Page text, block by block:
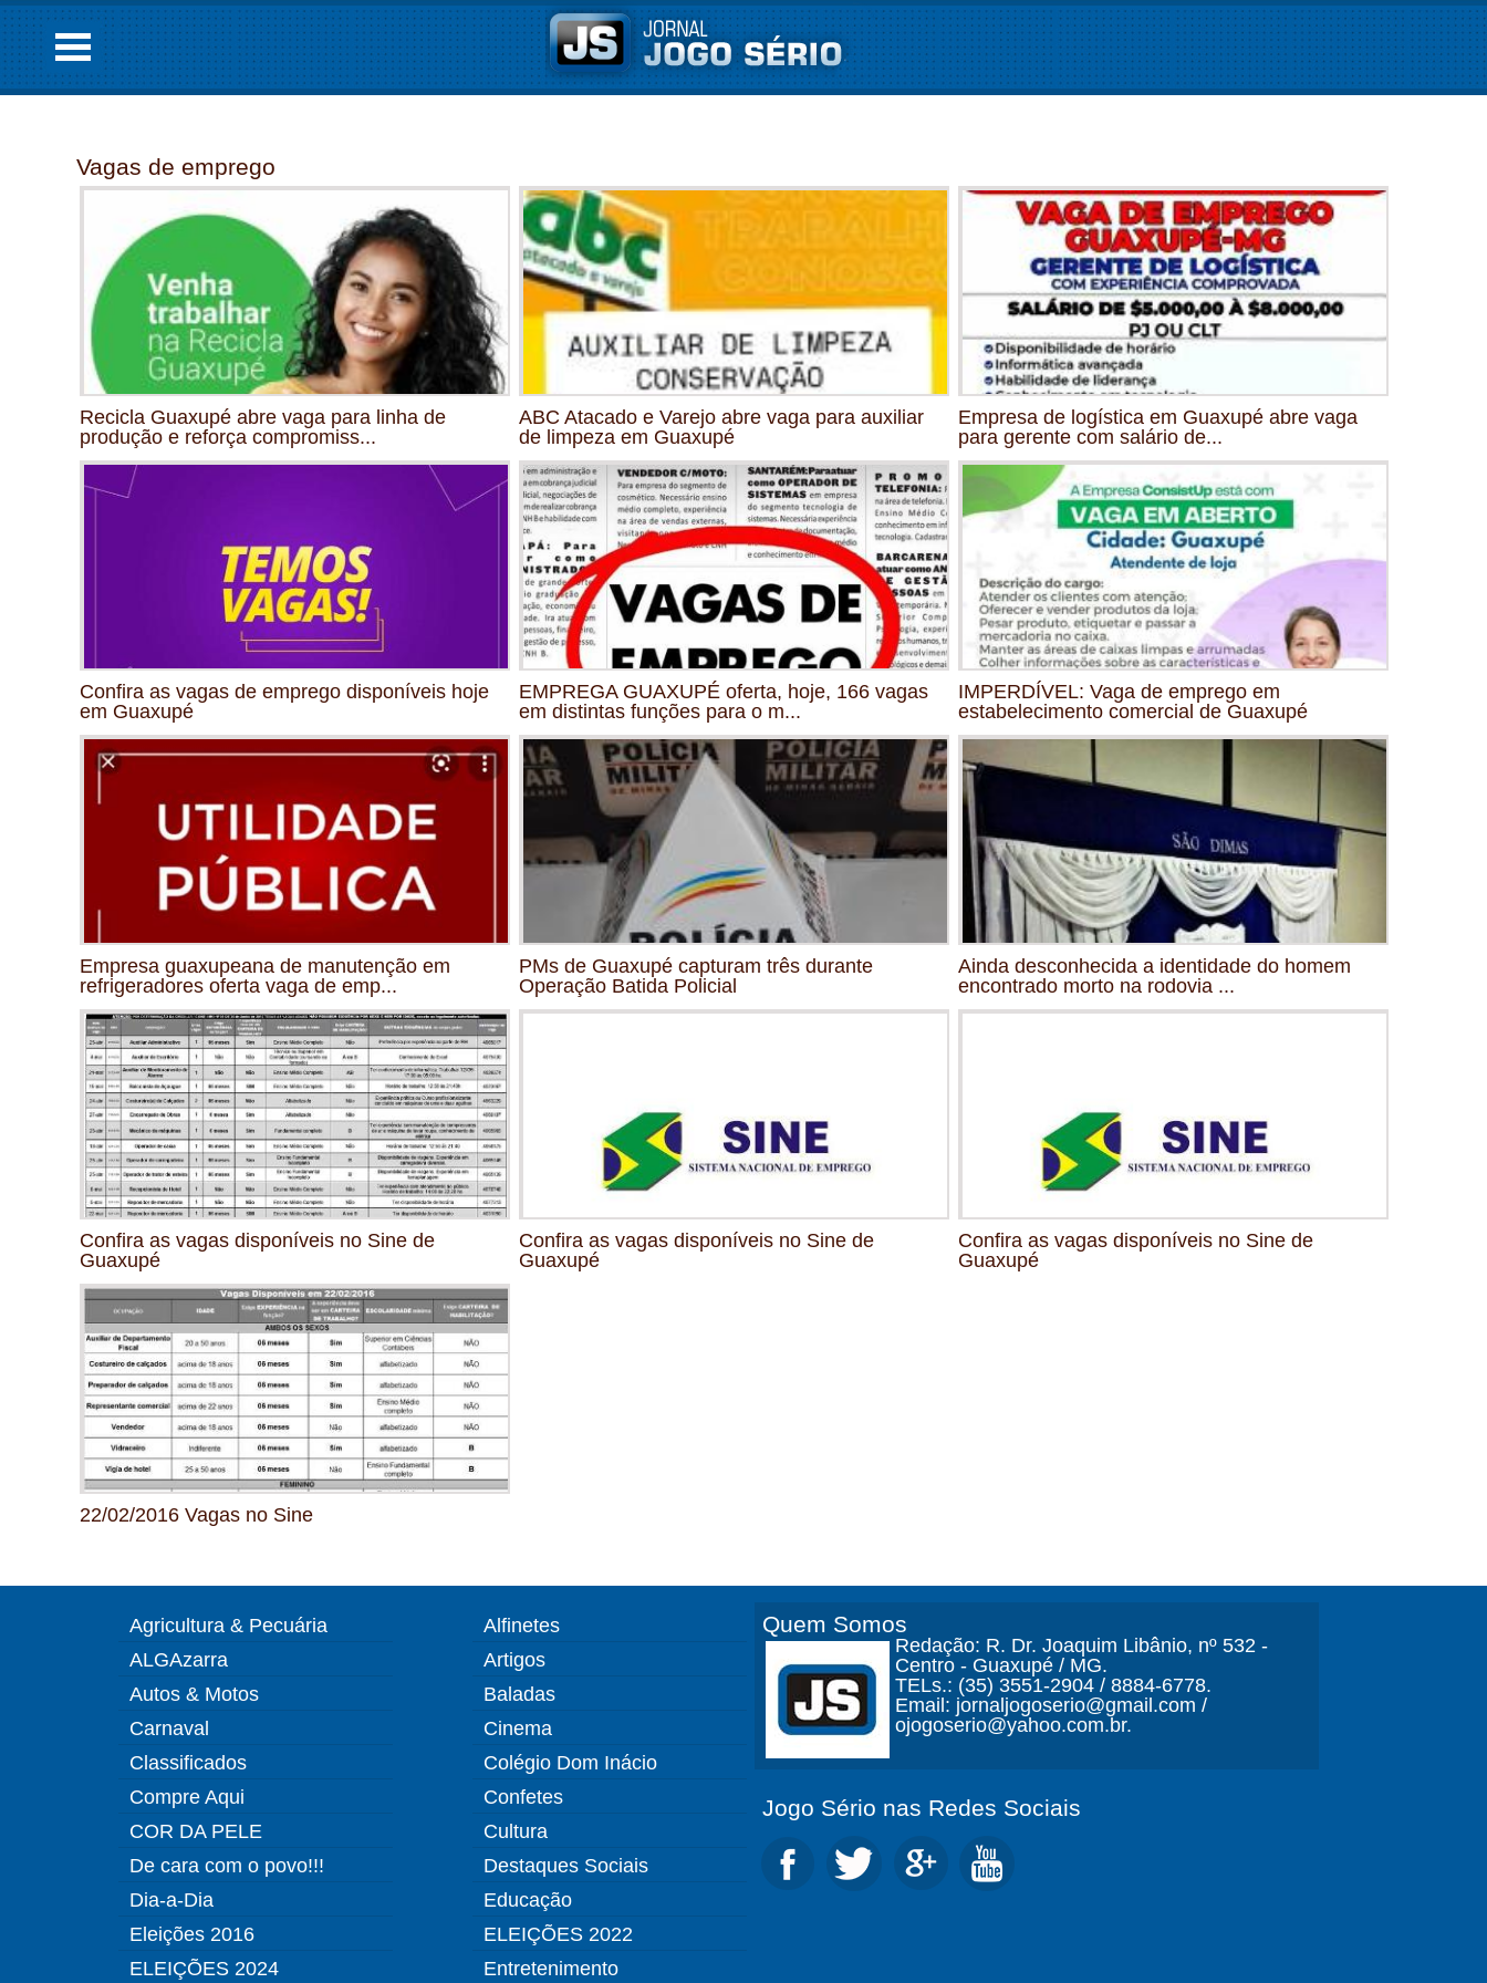
Vagas de emprego
Recicla Guaxupé abre vaga para linha de
produção e reforça compromiss...
ABC Atacado e Varejo abre vaga para auxiliar
de limpeza em Guaxupé
Empresa de logística em Guaxupé abre vaga
para gerente com salário de...
Confira as vagas de emprego disponíveis hoje
em Guaxupé
EMPREGA GUAXUPÉ oferta, hoje, 166 vagas
em distintas funções para o m...
IMPERDÍVEL: Vaga de emprego em
estabelecimento comercial de Guaxupé
Empresa guaxupeana de manutenção em
refrigeradores oferta vaga de emp...
PMs de Guaxupé capturam três durante
Operação Batida Policial
Ainda desconhecida a identidade do homem
encontrado morto na rodovia ...
Confira as vagas disponíveis no Sine de
Guaxupé
Confira as vagas disponíveis no Sine de
Guaxupé
Confira as vagas disponíveis no Sine de
Guaxupé
22/02/2016 Vagas no Sine
Agricultura & Pecuária
ALGAzarra
Autos & Motos
Carnaval
Classificados
Compre Aqui
COR DA PELE
De cara com o povo!!!
Dia-a-Dia
Eleições 2016
ELEIÇÕES 2024
Alfinetes
Artigos
Baladas
Cinema
Colégio Dom Inácio
Confetes
Cultura
Destaques Sociais
Educação
ELEIÇÕES 2022
Entretenimento
Quem Somos
Redação: R. Dr. Joaquim Libânio, nº 532 -
Centro - Guaxupé / MG.
TELs.: (35) 3551-2904 / 8884-6778.
Email: jornaljogoserio@gmail.com /
ojogoserio@yahoo.com.br.
Jogo Sério nas Redes Sociais